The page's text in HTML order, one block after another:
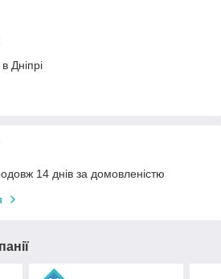
Дніпрі
14 днів за домовленістю